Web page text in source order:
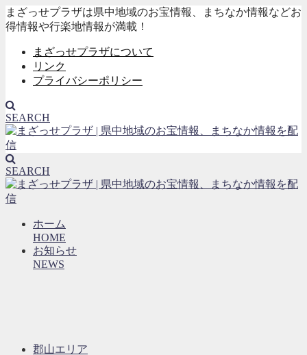
まざっせプラザは県中地域のお宝情報、まちなか情報などお
得情報や行楽地情報が満載！
まざっせプラザについて
リンク
プライバシーポリシー
SEARCH
SEARCH
ホーム
HOME
お知らせ
NEWS
郡山エリア